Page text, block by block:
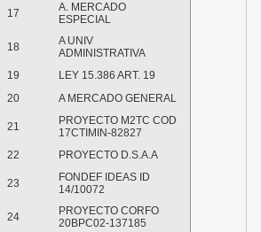
17
A. MERCADO
ESPECIAL
18
A UNIV
ADMINISTRATIVA
19
LEY 15.386 ART. 19
20 A MERCADO GENERAL
21
PROYECTO M2TC COD
17CTIMIN-82827
22 PROYECTO D.S.A.A
23
FONDEF IDEAS ID
14/10072
24
PROYECTO CORFO
20BPC02-137185